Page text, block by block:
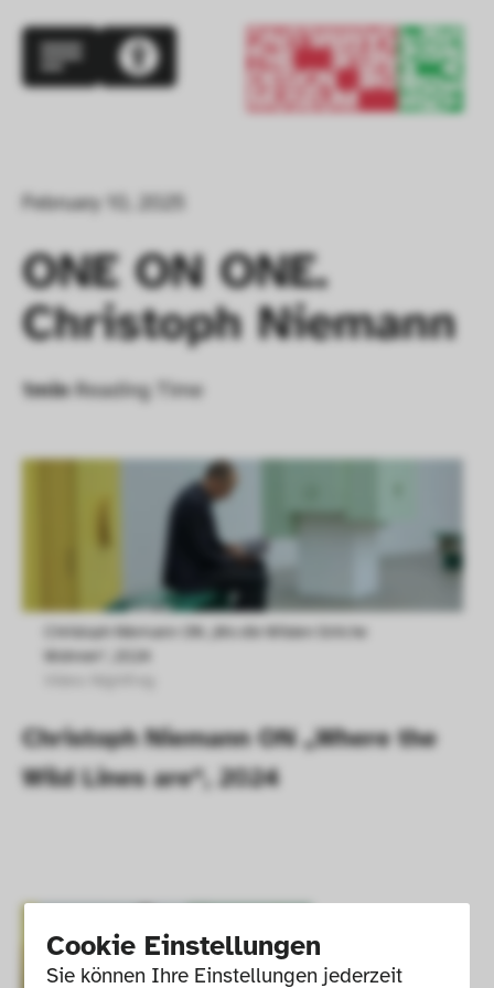
Cookie Einstellungen
Sie können Ihre Einstellungen jederzeit
February 10, 2025
ONE ON ONE.
Christoph Niemann
1min Reading Time
Christoph Niemann ON „Wo die Wilden Striche
Wohnen“, 2024
Christoph Niemann ON „Where the
Wild Lines are“, 2024